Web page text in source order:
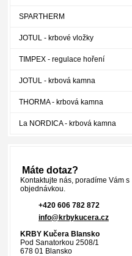
SPARTHERM
JOTUL - krbové vložky
TIMPEX - regulace hoření
JOTUL - krbová kamna
THORMA - krbová kamna
La NORDICA - krbová kamna
Máte dotaz?
Kontaktujte nás, poradíme Vám s
objednávkou.
+420 606 782 872
info@krbykucera.cz
KRBY Kučera Blansko
Pod Sanatorkou 2508/1
678 01 Blansko